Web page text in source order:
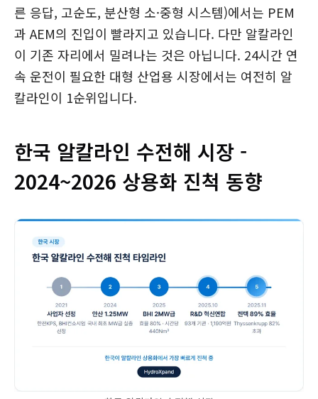
른 응답, 고순도, 분산형 소·중형 시스템)에서는 PEM
과 AEM의 진입이 빨라지고 있습니다. 다만 알칼라인
이 기존 자리에서 밀려나는 것은 아닙니다. 24시간 연
속 운전이 필요한 대형 산업용 시장에서는 여전히 알
칼라인이 1순위입니다.
한국 알칼라인 수전해 시장 -
2024~2026 상용화 진척 동향